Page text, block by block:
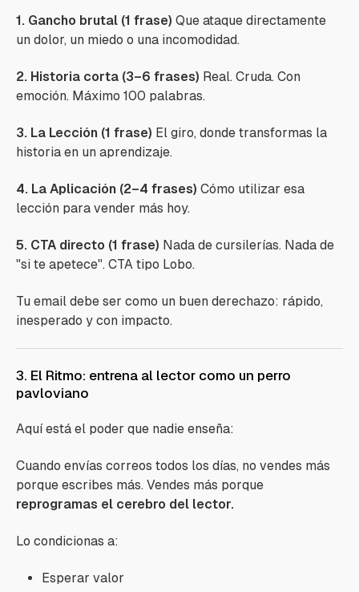
1. Gancho brutal (1 frase) Que ataque directamente
un dolor, un miedo o una incomodidad.
2. Historia corta (3–6 frases) Real. Cruda. Con
emoción. Máximo 100 palabras.
3. La Lección (1 frase) El giro, donde transformas la
historia en un aprendizaje.
4. La Aplicación (2–4 frases) Cómo utilizar esa
lección para vender más hoy.
5. CTA directo (1 frase) Nada de cursilerías. Nada de
"si te apetece". CTA tipo Lobo.
Tu email debe ser como un buen derechazo: rápido,
inesperado y con impacto.
3. El Ritmo: entrena al lector como un perro
pavloviano
Aquí está el poder que nadie enseña:
Cuando envías correos todos los días, no vendes más
porque escribes más. Vendes más porque
reprogramas el cerebro del lector.
Lo condicionas a:
Esperar valor